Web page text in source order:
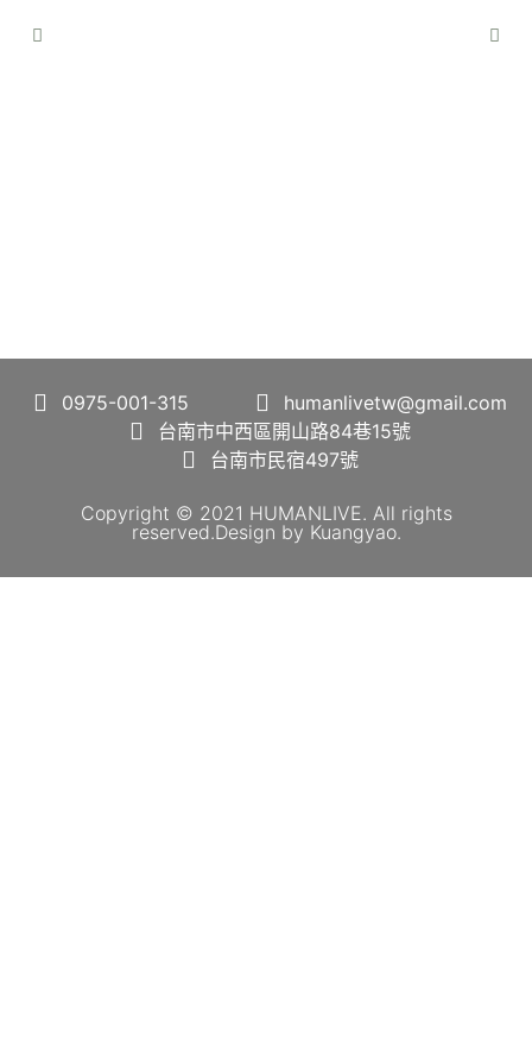
0975-001-315
humanlivetw@gmail.com
台南市中西區開山路84巷15號
台南市民宿497號
Copyright © 2021 HUMANLIVE. All rights
reserved.Design by Kuangyao.